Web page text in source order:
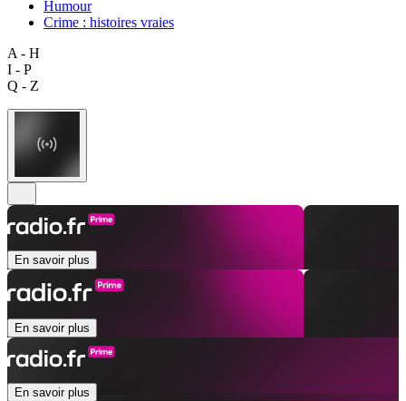
Humour
Crime : histoires vraies
A - H
I - P
Q - Z
En savoir plus
En savoir plus
En savoir plus